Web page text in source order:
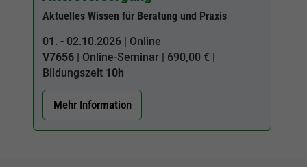
Aktuelles Wissen für Beratung und Praxis
01. - 02.10.2026 | Online
V7656 | Online-Seminar | 690,00 € |
Bildungszeit 10h
Mehr Information